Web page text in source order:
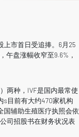
上市首日受追捧。6月25
午盘涨幅收窄至9.6%，
两种，IVF是国内最常使
s目前有大约470家机构
国辅助生殖医疗执照会依
司招股书在财务状况表